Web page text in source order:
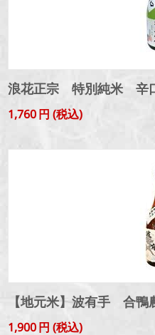
浪花正宗 特別純米
1,760円 (税込)
【地元米】波有手 合
1,900円 (税込)